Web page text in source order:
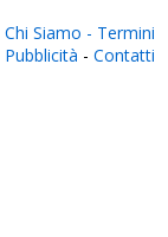
Chi Siamo - Termini
Pubblicità - Contatti